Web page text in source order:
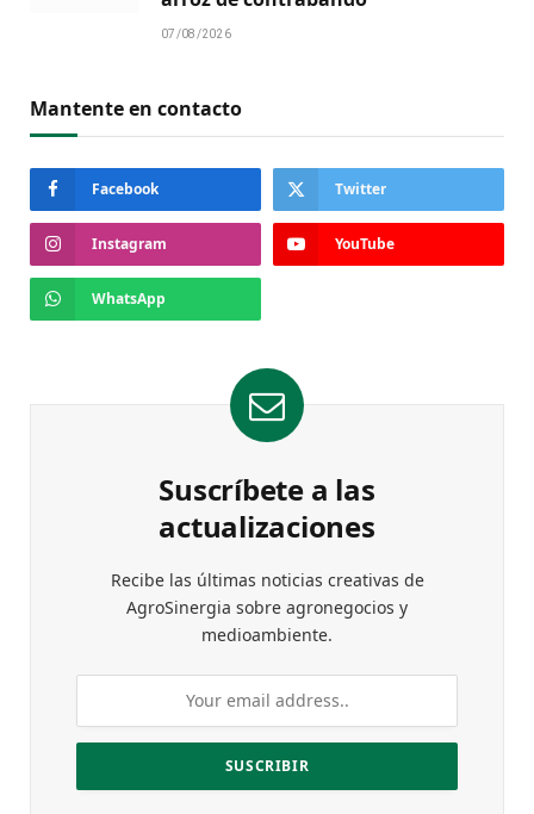
07/08/2026
Mantente en contacto
Facebook Twitter
Instagram YouTube
WhatsApp
Suscríbete a las
actualizaciones
Recibe las últimas noticias creativas de
AgroSinergia sobre agronegocios y
medioambiente.